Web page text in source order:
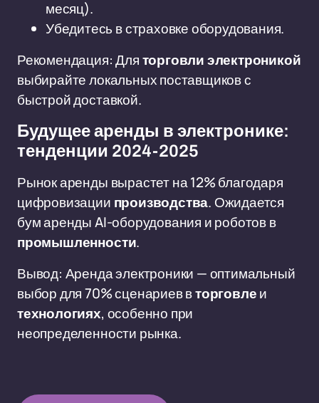
месяц).
Убедитесь в страховке оборудования.
Рекомендация: Дляторговли электроникой
выбирайте локальных поставщиков с
быстрой доставкой.
Будущее аренды в электронике:
тенденции 2024-2025
Рынок аренды вырастет на 12% благодаря
цифровизации производства. Ожидается
бум аренды AI-оборудования и роботов в
промышленности.
Вывод: Аренда электроники — оптимальный
выбор для 70% сценариев вторговлеи
технологиях, особенно при
неопределенности рынка.